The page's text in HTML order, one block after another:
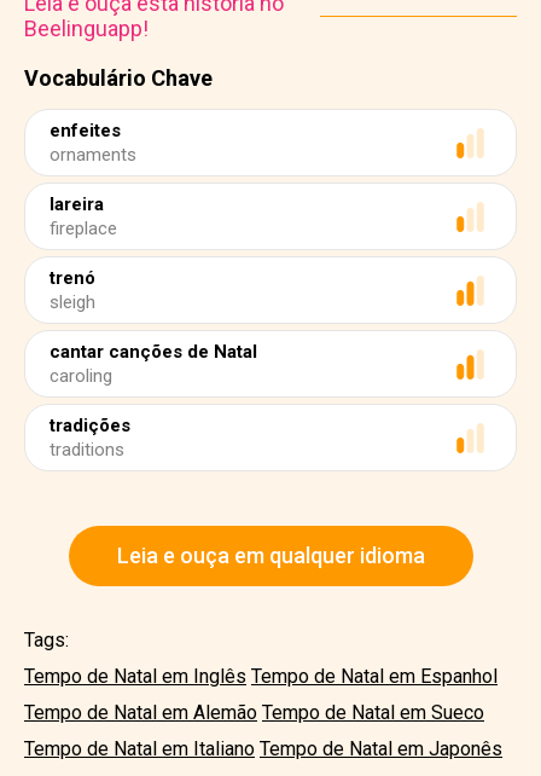
Vocabulário Chave
enfeites
ornaments
lareira
fireplace
trenó
sleigh
cantar canções de Natal
caroling
tradições
traditions
Beelinguapp!
Leia e ouça em qualquer idioma
Tags:
Tempo de Natal em Inglês Tempo de Natal em Espanhol
Tempo de Natal em Alemão Tempo de Natal em Sueco
Tempo de Natal em Italiano Tempo de Natal em Japonês